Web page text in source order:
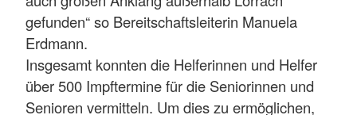
gefunden“ so Bereitschaftsleiterin Manuela
Erdmann.
Insgesamt konnten die Helferinnen und Helfer
über 500 Impftermine für die Seniorinnen und
Senioren vermitteln. Um dies zu ermöglichen,